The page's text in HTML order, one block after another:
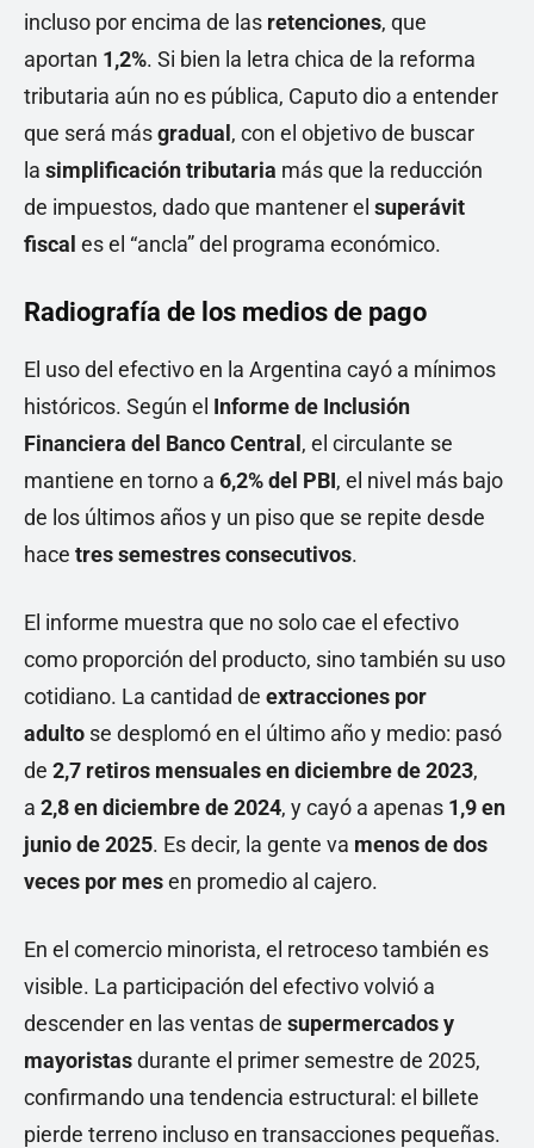
incluso por encima de las retenciones, que
aportan 1,2%. Si bien la letra chica de la reforma
tributaria aún no es pública, Caputo dio a entender
que será másgradual , con el objetivo de buscar
la simplificación tributaria más que la reducción
de impuestos, dado que mantener el superávit
fiscal es el “ancla” del programa económico.
Radiografía de los medios de pago
El uso del efectivo en la Argentina cayó a mínimos
históricos. Según el Informe de Inclusión
Financiera del Banco Central , el circulante se
mantiene en torno a 6,2% del PBI, el nivel más bajo
de los últimos años y un piso que se repite desde
hace tres semestres consecutivos.
El informe muestra que no solo cae el efectivo
como proporción del producto, sino también su uso
cotidiano. La cantidad de extracciones por
adulto se desplomó en el último año y medio: pasó
de 2,7 retiros mensuales en diciembre de 2023,
a 2,8 en diciembre de 2024, y cayó a apenas 1,9 en
junio de 2025. Es decir, la gente va menos de dos
veces por mesen promedio al cajero.
En el comercio minorista, el retroceso también es
visible. La participación del efectivo volvió a
descender en las ventas de supermercados y
mayoristasdurante el primer semestre de 2025,
confirmando una tendencia estructural: el billete
pierde terreno incluso en transacciones pequeñas.